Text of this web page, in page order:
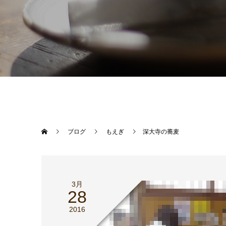
ブログ もえぎ 深大寺の蕎麦
3月
28
2016